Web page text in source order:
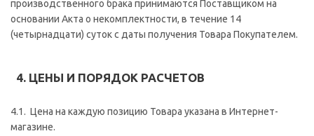
производственного брака принимаются Поставщиком на
основании Акта о некомплектности, в течение 14
(четырнадцати) суток с даты получения Товара Покупателем.
4. ЦЕНЫ И ПОРЯДОК РАСЧЕТОВ
4.1. Цена на каждую позицию Товара указана в Интернет-
магазине.